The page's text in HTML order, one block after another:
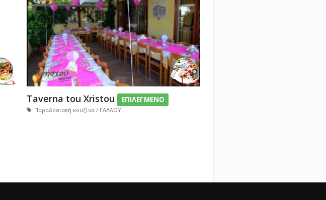
Taverna tou Xristou ΕΠΙΛΕΓΜΕΝΟ
Παραδοσιακή κουζίνα / ΓΑΛΛΟΥ